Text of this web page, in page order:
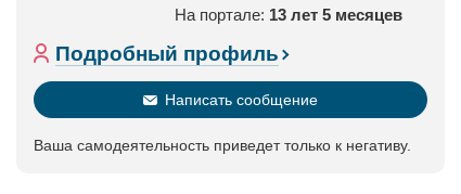
На портале: 13 лет 5 месяцев
Подробный профиль
Написать сообщение
Ваша самодеятельность приведет только к негативу.